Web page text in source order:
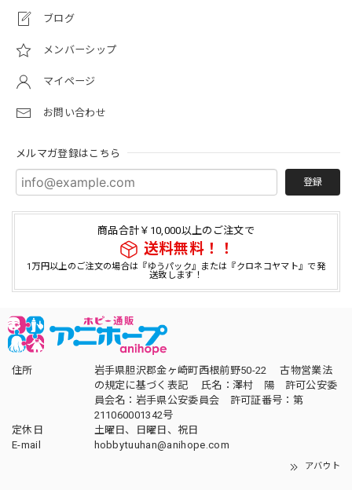
ブログ
メンバーシップ
マイページ
お問い合わせ
メルマガ登録はこちら
登録
商品合計￥10,000以上のご注文で
送料無料！！
1万円以上のご注文の場合は『ゆうパック』または『クロネコヤマト』で発
送致します！
住所
岩手県胆沢郡金ヶ崎町西根前野50-22 古物営業法
の規定に基づく表記 氏名：澤村 陽 許可公安委
員会名：岩手県公安委員会 許可証番号：第
211060001342号
定休日
土曜日、日曜日、祝日
E-mail
hobbytuuhan@anihope.com
アバウト